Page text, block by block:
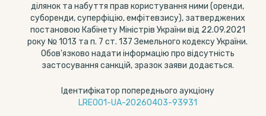
ділянок та набуття прав користування ними (оренди,
суборенди, суперфіцію, емфітевзису), затверджених
постановою Кабінету Міністрів України від 22.09.2021
року № 1013 та п. 7 ст. 137 Земельного кодексу України.
Обов'язково надати інформацію про відсутність
застосування санкцій, зразок заяви додається.
Ідентифікатор попереднього аукціону
LRE001-UA-20260403-93931